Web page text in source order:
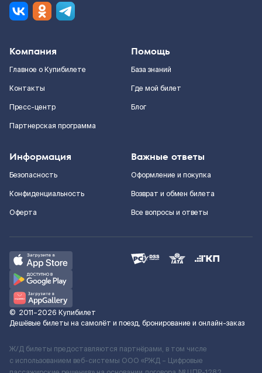
Компания
Главное о Купибилете
Контакты
Пресс-центр
Партнерская программа
Помощь
База знаний
Где мой билет
Блог
Информация
Безопасность
Конфиденциальность
Оферта
Важные ответы
Оформление и покупка
Возврат и обмен билета
Все вопросы и ответы
© 2011–2026 Купибилет
Дешёвые билеты на самолёт и поезд, бронирование и онлайн-заказ
Ж/Д билеты предоставляются партнёрами, в том числе
с использованием веб-системы ООО «РЖД – Цифровые